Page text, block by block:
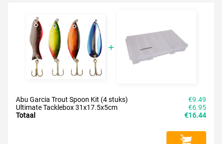
Abu Garcia Trout Spoon Kit (4 stuks)
€9.49
Ultimate Tacklebox 31x17.5x5cm
€6.95
Totaal
€16.44